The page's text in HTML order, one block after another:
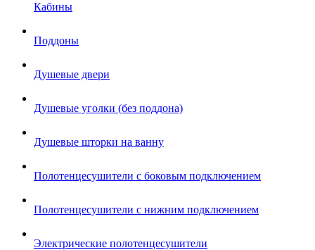
Кабины
Поддоны
Душевые двери
Душевые уголки (без поддона)
Душевые шторки на ванну
Полотенцесушители с боковым подключением
Полотенцесушители с нижним подключением
Электрические полотенцесушители